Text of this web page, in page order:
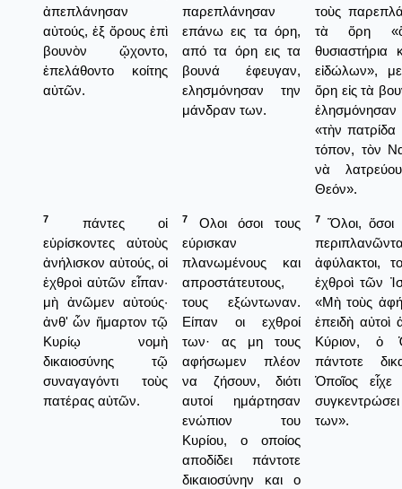
ἀπεπλάνησαν
αὐτούς, ἐξ ὄρους ἐπὶ
βουνὸν ᾤχοντο,
ἐπελάθοντο κοίτης
αὐτῶν.
παρεπλάνησαν
επάνω εις τα όρη,
από τα όρη εις τα
βουνά έφευγαν,
ελησμόνησαν την
μάνδραν των.
τοὺς
τὰ ὅρη
εἰδώλων»,
ὅρη εἰς τὰ
«τὴν πατρίδα
τόπον, τὸν
νὰ
Θεόν».
7
πάντες οἱ
εὑρίσκοντες αὐτοὺς
ἀνήλισκον αὐτούς, οἱ
ἐχθροὶ αὐτῶν εἶπαν·
μὴ ἀνῶμεν αὐτούς·
ἀνθ' ὧν ἥμαρτον τῷ
Κυρίῳ νομὴ
δικαιοσύνης τῷ
συναγαγόντι τοὺς
πατέρας αὐτῶν.
7
Ολοι όσοι τους
εύρισκαν
πλανωμένους και
απροστάτευτους,
τους εξώντωναν.
Είπαν οι εχθροί
των· ας μη τους
αφήσωμεν πλέον
να ζήσουν, διότι
αυτοί ημάρτησαν
ενώπιον του
Κυρίου, ο οποίος
αποδίδει πάντοτε
δικαιοσύνην και ο
7
Ὅλοι, ὅσοι
ἀφύλακτοι,
ἐχθροὶ τῶν
«Μὴ τοὺς
ἐπειδὴ αὐτοὶ
Κύριον, ὁ
πάντοτε
Ὁποῖος εἶχε
των».